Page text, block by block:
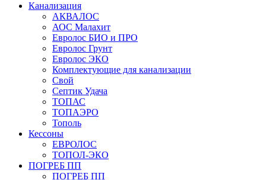
Канализация
АКВАЛОС
АОС Малахит
Евролос БИО и ПРО
Евролос Грунт
Евролос ЭКО
Комплектующие для канализации
Свой
Септик Удача
ТОПАС
ТОПАЭРО
Тополь
Кессоны
ЕВРОЛОС
ТОПОЛ-ЭКО
ПОГРЕБ ПП
ПОГРЕБ ПП